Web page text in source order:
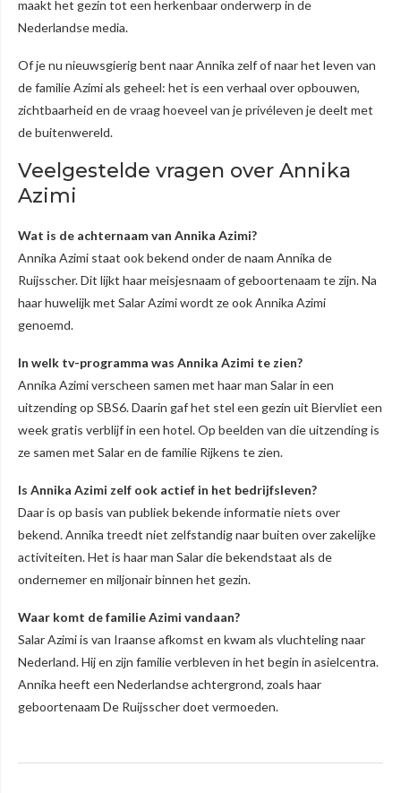
maakt het gezin tot een herkenbaar onderwerp in de
Nederlandse media.
Of je nu nieuwsgierig bent naar Annika zelf of naar het leven van
de familie Azimi als geheel: het is een verhaal over opbouwen,
zichtbaarheid en de vraag hoeveel van je privéleven je deelt met
de buitenwereld.
Veelgestelde vragen over Annika
Azimi
Wat is de achternaam van Annika Azimi?
Annika Azimi staat ook bekend onder de naam Annika de
Ruijsscher. Dit lijkt haar meisjesnaam of geboortenaam te zijn. Na
haar huwelijk met Salar Azimi wordt ze ook Annika Azimi
genoemd.
In welk tv-programma was Annika Azimi te zien?
Annika Azimi verscheen samen met haar man Salar in een
uitzending op SBS6. Daarin gaf het stel een gezin uit Biervliet een
week gratis verblijf in een hotel. Op beelden van die uitzending is
ze samen met Salar en de familie Rijkens te zien.
Is Annika Azimi zelf ook actief in het bedrijfsleven?
Daar is op basis van publiek bekende informatie niets over
bekend. Annika treedt niet zelfstandig naar buiten over zakelijke
activiteiten. Het is haar man Salar die bekendstaat als de
ondernemer en miljonair binnen het gezin.
Waar komt de familie Azimi vandaan?
Salar Azimi is van Iraanse afkomst en kwam als vluchteling naar
Nederland. Hij en zijn familie verbleven in het begin in asielcentra.
Annika heeft een Nederlandse achtergrond, zoals haar
geboortenaam De Ruijsscher doet vermoeden.